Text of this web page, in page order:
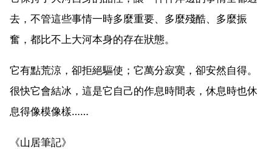
去，不管這些事情一時多麼重要、多麼殘酷、多麼振
奮，都比不上大河本身的存在狀態。
它有點荒涼，卻拒絕驅使；它萬分寂寞，卻安然自得。
很快它會結冰，這是它自己的作息時間表，休息時也休
息得像模像樣……
《山居筆記》